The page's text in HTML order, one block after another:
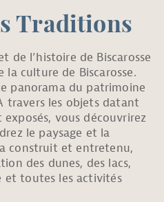
Traditions
de l’histoire de Biscarosse
culture de Biscarosse.
panorama du patrimoine
travers les objets datant
vous découvrirez
le paysage et la
construit et entretenu,
des dunes, des lacs,
et toutes les activités